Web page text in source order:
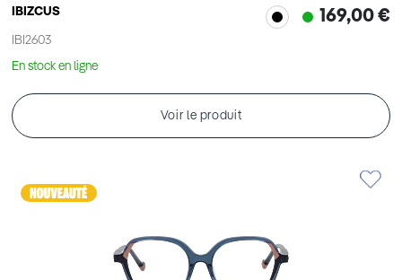
IBIZCUS
IBI2603
169,00 €
En stock en ligne
Voir le produit